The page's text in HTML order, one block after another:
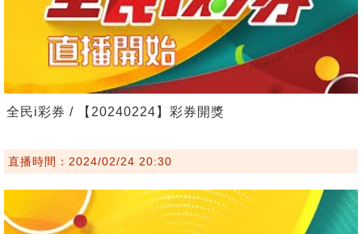
全民i彩券 / 【20240224】彩券開獎
直播時間：2024/02/24 20:30